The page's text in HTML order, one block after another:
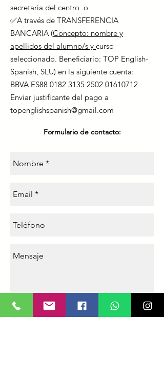
secretaría del centro o
✅A través de TRANSFERENCIA
BANCARIA (Concepto: nombre y
apellidos del alumno/s y curso
seleccionado. Beneficiario: TOP English-
Spanish, SLU) en la siguiente cuenta:
BBVA ES88 0182 3135 2502 01610712
Enviar justificante del pago a
topenglishspanish@gmail.com
Formulario de contacto: